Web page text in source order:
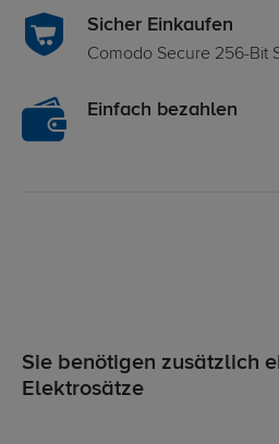
Sicher Einkaufen
Comodo Secure 256-Bit
Einfach bezahlen
Sie benötigen zusätzlich
Elektrosätze